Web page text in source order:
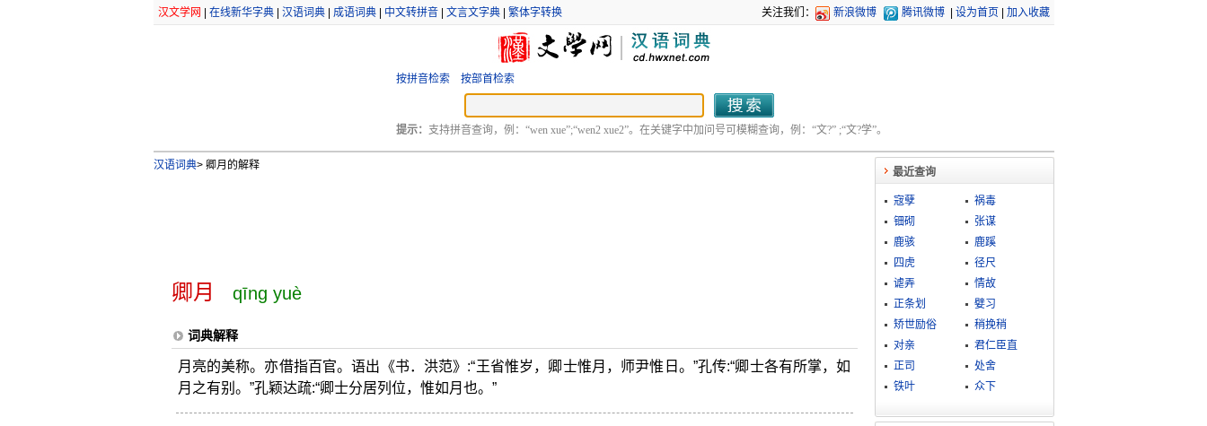
汉文学网 在线新华字典| 汉语词典| 成语词典| 中文转拼音| 文言文字典| 繁体字转换 关注我们： 新浪微博 腾讯微博 设为首页 加入收藏
按拼音检索 按部首检索
提示： 支持拼音查询，例：“wen xue”;“wen2 xue2”。在关键字中加问号可模糊查询，例：“文?” ;“文?学”。
汉语词典>卿月的解释
卿月 qīng yuè
词典解释
月亮的美称。亦借指百官。语出《书．洪范》:“王省惟岁，卿士惟月，师尹惟日。”孔传:“卿士各有所掌，如
月之有别。”孔颖达疏:“卿士分居列位，惟如月也。”
最近查询
宼孽
祸毒
钿砌
张谋
鹿骇
鹿蹊
四虎
径尺
谑弄
情故
正条划
嬖习
矫世励俗
稍挽稍
对亲
君仁臣直
正司
处舍
铁叶
众下